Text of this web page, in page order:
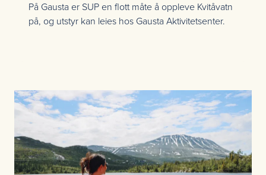
På Gausta er SUP en flott måte å oppleve Kvitåvatn
på, og utstyr kan leies hos Gausta Aktivitetsenter.